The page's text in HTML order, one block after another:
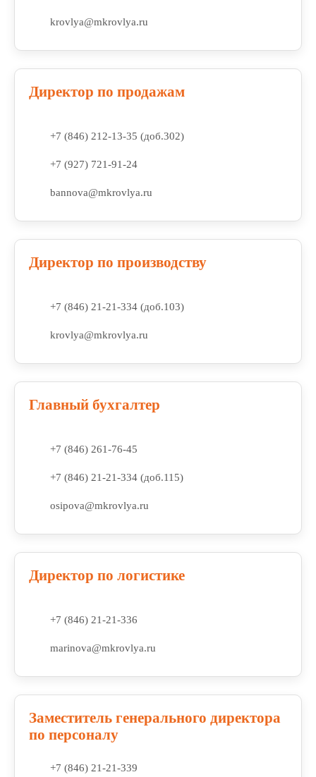
krovlya@mkrovlya.ru
Директор по продажам
+7 (846) 212-13-35 (доб.302)
+7 (927) 721-91-24
bannova@mkrovlya.ru
Директор по производству
+7 (846) 21-21-334 (доб.103)
krovlya@mkrovlya.ru
Главный бухгалтер
+7 (846) 261-76-45
+7 (846) 21-21-334 (доб.115)
osipova@mkrovlya.ru
Директор по логистике
+7 (846) 21-21-336
marinova@mkrovlya.ru
Заместитель генерального директора
по персоналу
+7 (846) 21-21-339